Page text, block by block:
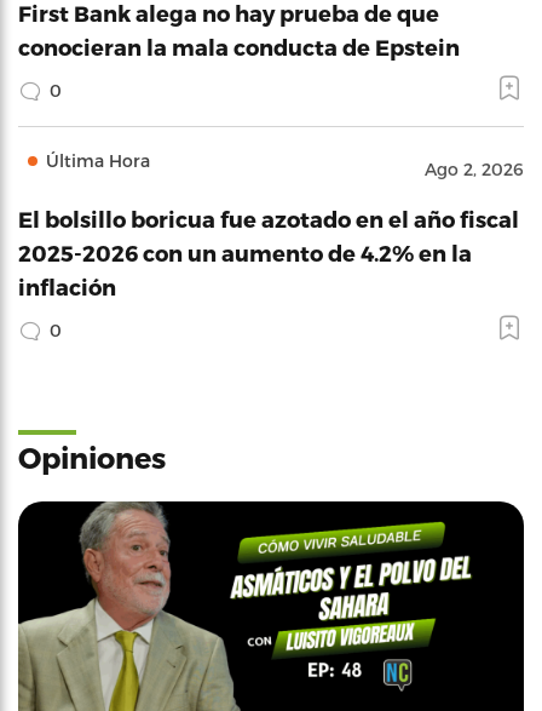
First Bank alega no hay prueba de que
conocieran la mala conducta de Epstein
0
Última Hora Ago 2, 2026
El bolsillo boricua fue azotado en el año fiscal
2025-2026 con un aumento de 4.2% en la
inflación
0
Opiniones